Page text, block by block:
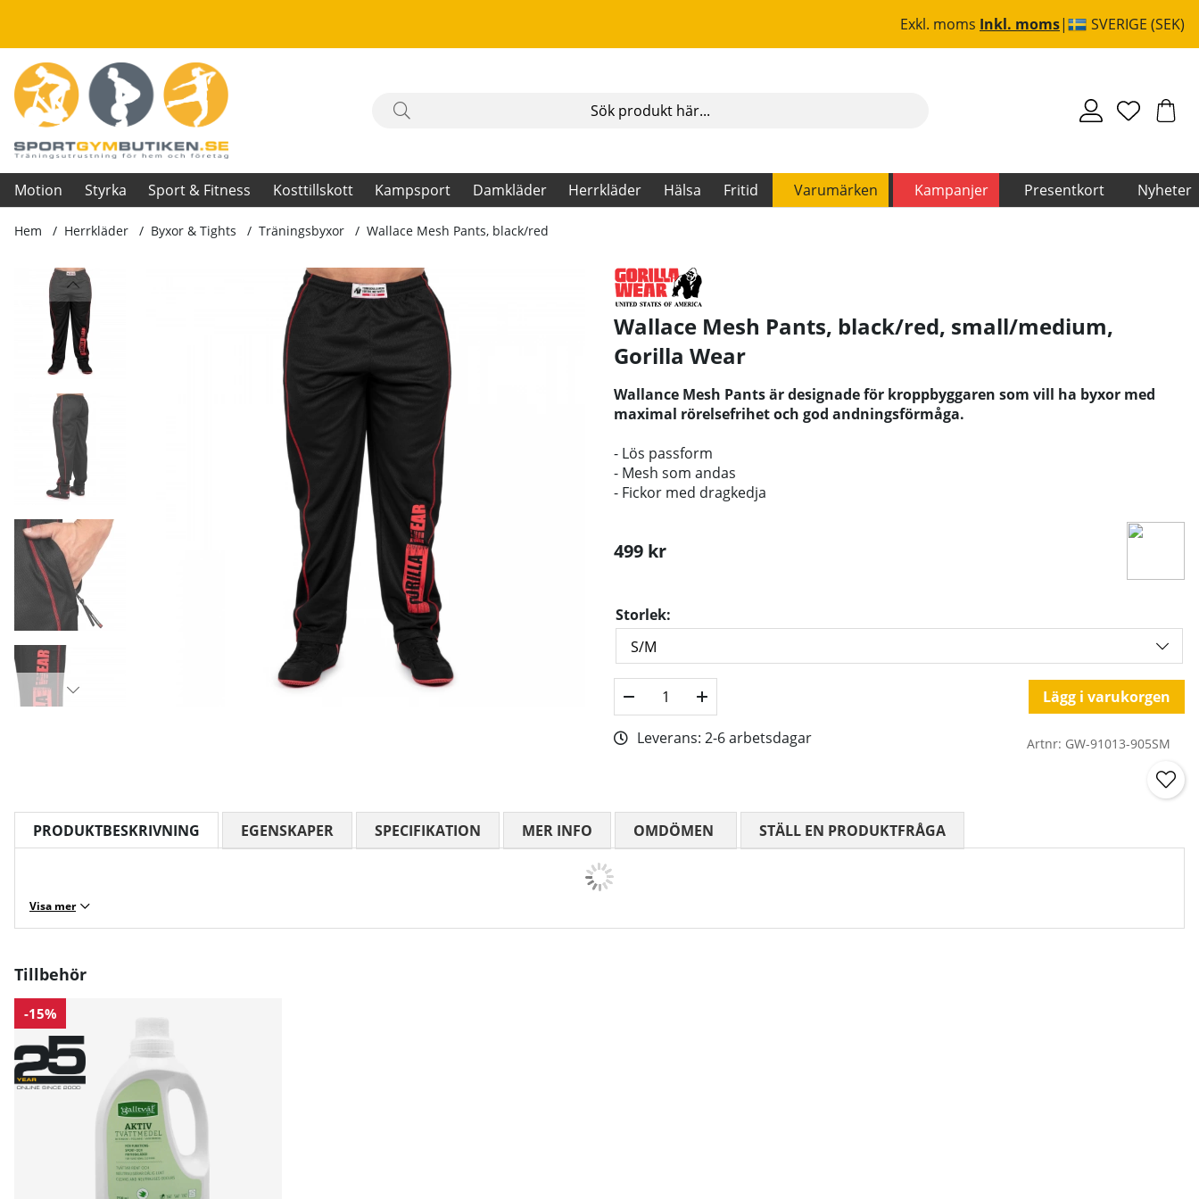
Exkl. moms Inkl. moms SVERIGE (SEK)
Motion Styrka Sport & Fitness Kosttillskott Kampsport Damkläder Herrkläder Hälsa Fritid Varumärken Kampanjer Presentkort Nyheter
Hem Herrkläder Byxor & Tights Träningsbyxor Wallace Mesh Pants, black/red
Produktbilder Wallace Mesh Pants, black/red
Wallace Mesh Pants, black/red, small/medium,
Gorilla Wear
Wallance Mesh Pants är designade för kroppbyggaren som vill ha byxor med
maximal rörelsefrihet och god andningsförmåga.
- Lös passform
- Mesh som andas
- Fickor med dragkedja
499 kr
Storlek:
Lägg i varukorgen
Leverans: 2-6 arbetsdagar Artnr: GW-91013-905SM
PRODUKTBESKRIVNING
Visa mer
EGENSKAPER SPECIFIKATION MER INFO OMDÖMEN MEDELBETYG 0 AV 5 ANTAL BETYG 0
STÄLL EN PRODUKTFRÅGA
Tillbehör
-15%